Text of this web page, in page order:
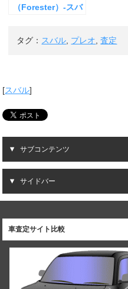
（Forester）-スバ
タグ： スバル プレオ ,査定
[スバル]
サブコンテンツ
サイドバー
車査定サイト比較